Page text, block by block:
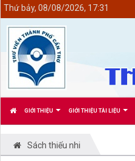
GIỚI THIỆU GIỚI THIỆU TÀI LIỆU
Thứ bảy, 08/08/2026, 17:31
Sách thiếu nhi
<